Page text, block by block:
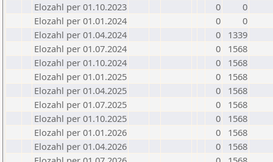
Elozahl per 01.10.2023
0
0
Elozahl per 01.01.2024
0
0
Elozahl per 01.04.2024
0
1339
Elozahl per 01.07.2024
0
1568
Elozahl per 01.10.2024
0
1568
Elozahl per 01.01.2025
0
1568
Elozahl per 01.04.2025
0
1568
Elozahl per 01.07.2025
0
1568
Elozahl per 01.10.2025
0
1568
Elozahl per 01.01.2026
0
1568
Elozahl per 01.04.2026
0
1568